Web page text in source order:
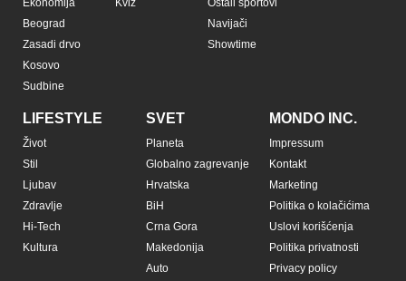
Beograd
Zasadi drvo
Kosovo
Sudbine
Navijači
Showtime
LIFESTYLE
Život
Stil
Ljubav
Zdravlje
Hi-Tech
Kultura
SVET
Planeta
Globalno zagrevanje
Hrvatska
BiH
Crna Gora
Makedonija
Auto
MONDO INC.
Impressum
Kontakt
Marketing
Politika o kolačićima
Uslovi korišćenja
Politika privatnosti
Privacy policy